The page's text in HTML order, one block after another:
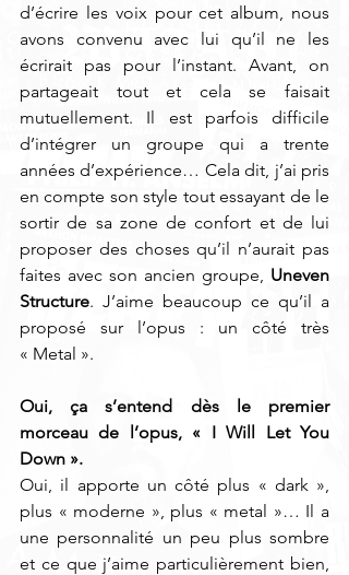
d’écrire les voix pour cet album, nous
avons convenu avec lui qu’il ne les
écrirait pas pour l’instant. Avant, on
partageait tout et cela se faisait
mutuellement. Il est parfois difficile
d’intégrer un groupe qui a trente
années d’expérience… Cela dit, j’ai pris
en compte son style tout essayant de le
sortir de sa zone de confort et de lui
proposer des choses qu’il n’aurait pas
faites avec son ancien groupe, Uneven
Structure. J’aime beaucoup ce qu’il a
proposé sur l’opus : un côté très
« Metal ».
Oui, ça s’entend dès le premier
morceau de l’opus, « I Will Let You
Down ».
Oui, il apporte un côté plus « dark »,
plus « moderne », plus « metal »… Il a
une personnalité un peu plus sombre
et ce que j’aime particulièrement bien,